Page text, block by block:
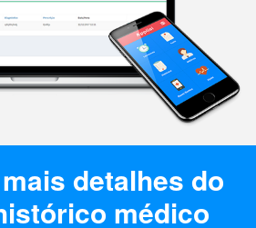
detalhes do
médico